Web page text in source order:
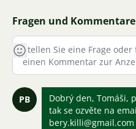
Fragen und Kommentare
PB
Dobrý den, Tomáši,
tak se ozvěte na
bery.killi@gmail.com